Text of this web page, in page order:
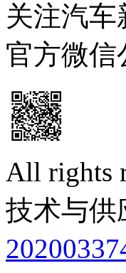
关注汽车
官方微信
All rights
技术与